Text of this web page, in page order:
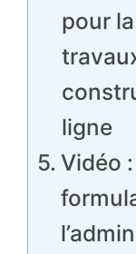
pour
ligne
Vidéo